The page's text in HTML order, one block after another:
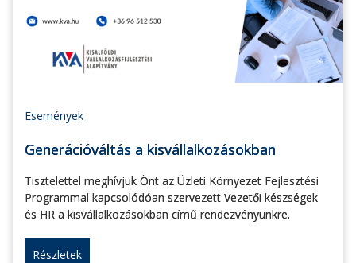
Események
Generációváltás a kisvállalkozásokban
Tisztelettel meghívjuk Önt az Üzleti Környezet Fejlesztési
Programmal kapcsolódóan szervezett Vezetői készségek
és HR a kisvállalkozásokban című rendezvényünkre.
Részletek